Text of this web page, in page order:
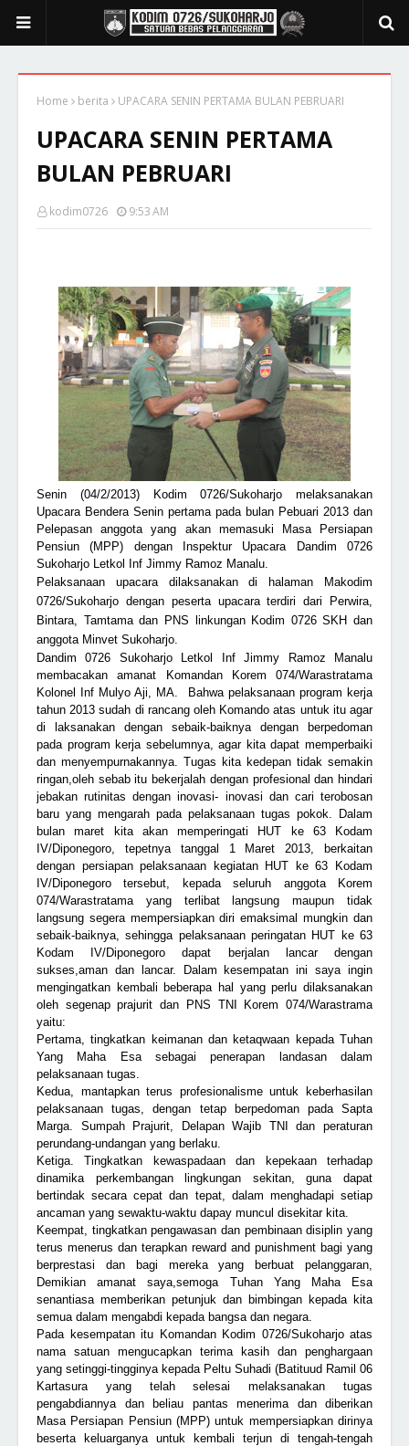
Home berita UPACARA SENIN PERTAMA BULAN PEBRUARI
UPACARA SENIN PERTAMA
BULAN PEBRUARI
kodim0726 9:53 AM
Senin (04/2/2013) Kodim 0726/Sukoharjo melaksanakan
Upacara Bendera Senin pertama pada bulan Pebuari 2013 dan
Pelepasan anggota yang akan memasuki Masa Persiapan
Pensiun (MPP) dengan Inspektur Upacara Dandim 0726
Sukoharjo Letkol Inf Jimmy Ramoz Manalu.
Pelaksanaan upacara dilaksanakan di halaman Makodim
0726/Sukoharjo dengan peserta upacara terdiri dari Perwira,
Bintara, Tamtama dan PNS linkungan Kodim 0726 SKH dan
anggota Minvet Sukoharjo.
Dandim 0726 Sukoharjo Letkol Inf Jimmy Ramoz Manalu
membacakan amanat Komandan Korem 074/Warastratama
Kolonel Inf Mulyo Aji, MA. Bahwa pelaksanaan program kerja
tahun 2013 sudah di rancang oleh Komando atas untuk itu agar
di laksanakan dengan sebaik-baiknya dengan berpedoman
pada program kerja sebelumnya, agar kita dapat memperbaiki
dan menyempurnakannya. Tugas kita kedepan tidak semakin
ringan,oleh sebab itu bekerjalah dengan profesional dan hindari
jebakan rutinitas dengan inovasi- inovasi dan cari terobosan
baru yang mengarah pada pelaksanaan tugas pokok. Dalam
bulan maret kita akan memperingati HUT ke 63 Kodam
IV/Diponegoro, tepetnya tanggal 1 Maret 2013, berkaitan
dengan persiapan pelaksanaan kegiatan HUT ke 63 Kodam
IV/Diponegoro tersebut, kepada seluruh anggota Korem
074/Warastratama yang terlibat langsung maupun tidak
langsung segera mempersiapkan diri emaksimal mungkin dan
sebaik-baiknya, sehingga pelaksanaan peringatan HUT ke 63
Kodam IV/Diponegoro dapat berjalan lancar dengan
sukses,aman dan lancar. Dalam kesempatan ini saya ingin
mengingatkan kembali beberapa hal yang perlu dilaksanakan
oleh segenap prajurit dan PNS TNI Korem 074/Warastrama
yaitu:
Pertama, tingkatkan keimanan dan ketaqwaan kepada Tuhan
Yang Maha Esa sebagai penerapan landasan dalam
pelaksanaan tugas.
Kedua, mantapkan terus profesionalisme untuk keberhasilan
pelaksanaan tugas, dengan tetap berpedoman pada Sapta
Marga. Sumpah Prajurit, Delapan Wajib TNI dan peraturan
perundang-undangan yang berlaku.
Ketiga. Tingkatkan kewaspadaan dan kepekaan terhadap
dinamika perkembangan lingkungan sekitan, guna dapat
bertindak secara cepat dan tepat, dalam menghadapi setiap
ancaman yang sewaktu-waktu dapay muncul disekitar kita.
Keempat, tingkatkan pengawasan dan pembinaan disiplin yang
terus menerus dan terapkan reward and punishment bagi yang
berprestasi dan bagi mereka yang berbuat pelanggaran,
Demikian amanat saya,semoga Tuhan Yang Maha Esa
senantiasa memberikan petunjuk dan bimbingan kepada kita
semua dalam mengabdi kepada bangsa dan negara.
Pada kesempatan itu Komandan Kodim 0726/Sukoharjo atas
nama satuan mengucapkan terima kasih dan penghargaan
yang setinggi-tingginya kepada Peltu Suhadi (Batituud Ramil 06
Kartasura yang telah selesai melaksanakan tugas
pengabdiannya dan beliau pantas menerima dan diberikan
Masa Persiapan Pensiun (MPP) untuk mempersiapkan dirinya
beserta keluarganya untuk kembali terjun di tengah-tengah